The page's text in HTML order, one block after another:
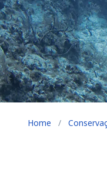
Home /